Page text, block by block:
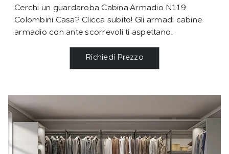
Cerchi un guardaroba Cabina Armadio N119
Colombini Casa? Clicca subito! Gli armadi cabine
armadio con ante scorrevoli ti aspettano.
Richiedi Prezzo